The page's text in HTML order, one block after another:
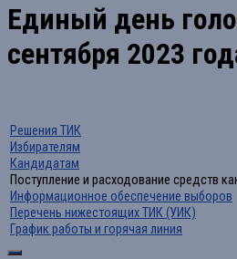
Единый день
сентября 2023
Решения ТИК
Избирателям
Кандидатам
Поступление и расходование средств
Информационное обеспечение выборов
Перечень нижестоящих ТИК (УИК)
График работы и горячая линия